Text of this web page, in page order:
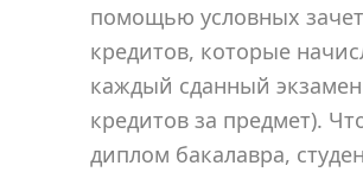
помощью условных
кредитов, которые
каждый сданный экзамен
кредитов за предмет).
диплом бакалавра,